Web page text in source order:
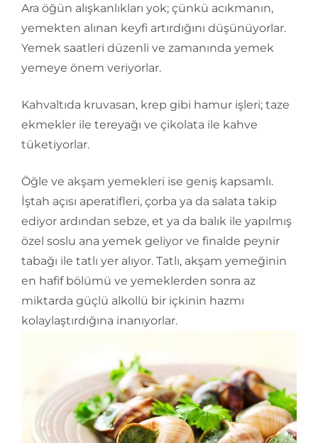
Ara öğün alışkanlıkları yok; çünkü acıkmanın,
yemekten alınan keyfi artırdığını düşünüyorlar.
Yemek saatleri düzenli ve zamanında yemek
yemeye önem veriyorlar.
Kahvaltıda kruvasan, krep gibi hamur işleri; taze
ekmekler ile tereyağı ve çikolata ile kahve
tüketiyorlar.
Öğle ve akşam yemekleri ise geniş kapsamlı.
İştah açısı aperatifleri, çorba ya da salata takip
ediyor ardından sebze, et ya da balık ile yapılmış
özel soslu ana yemek geliyor ve finalde peynir
tabağı ile tatlı yer alıyor. Tatlı, akşam yemeğinin
en hafif bölümü ve yemeklerden sonra az
miktarda güçlü alkollü bir içkinin hazmı
kolaylaştırdığına inanıyorlar.